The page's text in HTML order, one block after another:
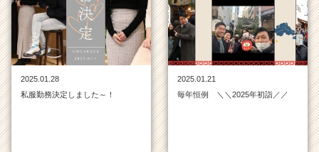
2025.01.28
私服勤務決定しました～！
2025.01.21
毎年恒例 ＼＼2025年初詣／／